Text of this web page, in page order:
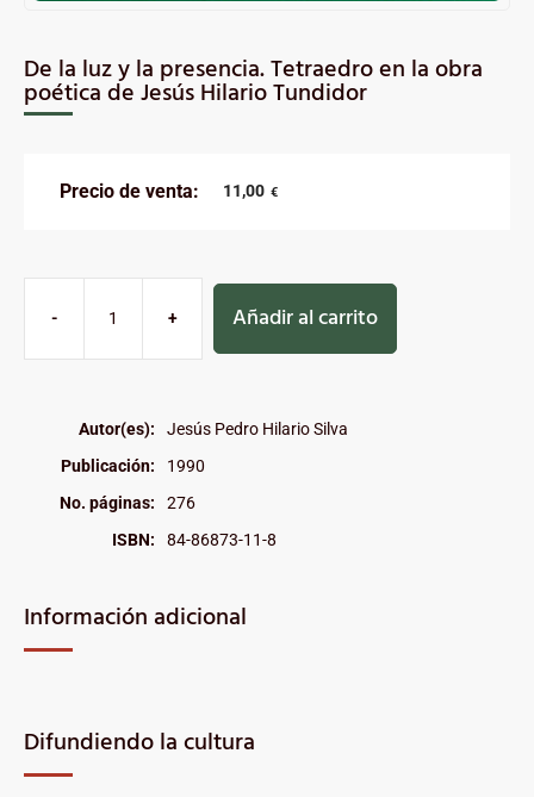
De la luz y la presencia. Tetraedro en la obra
poética de Jesús Hilario Tundidor
Precio de venta: 11,00 €
- + Añadir al carrito
Autor(es):
Jesús Pedro Hilario Silva
Publicación:
1990
No. páginas:
276
ISBN:
84-86873-11-8
Información adicional
Difundiendo la cultura